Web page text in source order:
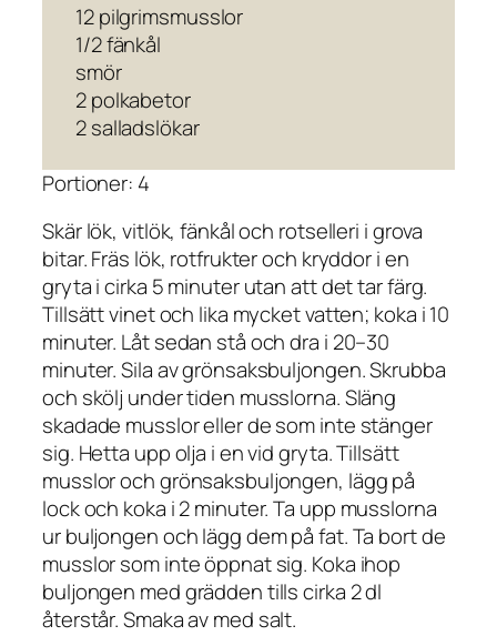
12 pilgrimsmusslor
1/2 fänkål
smör
2 polkabetor
2 salladslökar
Portioner: 4
Skär lök, vitlök, fänkål och rotselleri i grova
bitar. Fräs lök, rotfrukter och kryddor i en
gryta i cirka 5 minuter utan att det tar färg.
Tillsätt vinet och lika mycket vatten; koka i 10
minuter. Låt sedan stå och dra i 20–30
minuter. Sila av grönsaksbuljongen. Skrubba
och skölj under tiden musslorna. Släng
skadade musslor eller de som inte stänger
sig. Hetta upp olja i en vid gryta. Tillsätt
musslor och grönsaksbuljongen, lägg på
lock och koka i 2 minuter. Ta upp musslorna
ur buljongen och lägg dem på fat. Ta bort de
musslor som inte öppnat sig. Koka ihop
buljongen med grädden tills cirka 2 dl
återstår. Smaka av med salt.